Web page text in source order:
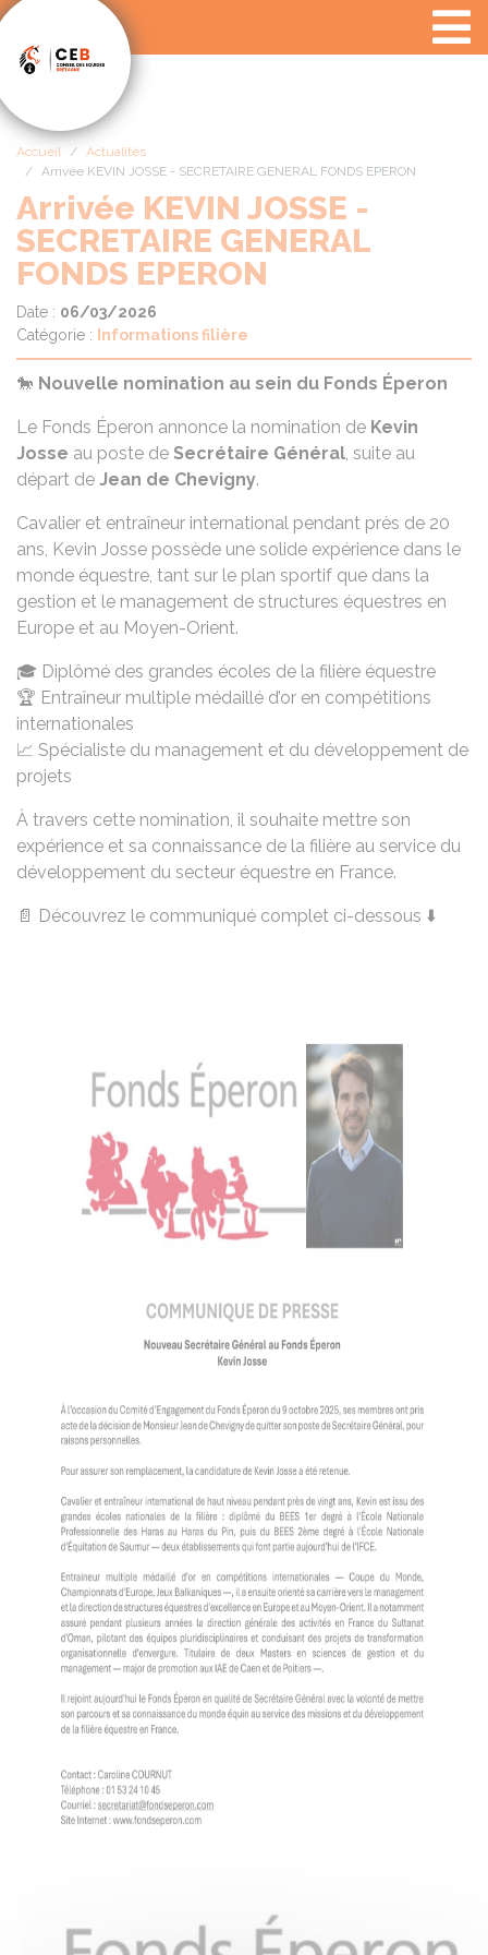
Accueil
Actualités
Arrivée KEVIN JOSSE - SECRETAIRE GENERAL FONDS EPERON
Arrivée KEVIN JOSSE -
SECRETAIRE GENERAL
FONDS EPERON
Date : 06/03/2026
Catégorie :
Informations filière
🐎 Nouvelle nomination au sein du Fonds Éperon
Le Fonds Éperon annonce la nomination de Kevin
Josse au poste de Secrétaire Général, suite au
départ de Jean de Chevigny.
Cavalier et entraîneur international pendant près de 20
ans, Kevin Josse possède une solide expérience dans le
monde équestre, tant sur le plan sportif que dans la
gestion et le management de structures équestres en
Europe et au Moyen-Orient.
🎓 Diplômé des grandes écoles de la filière équestre
🏆 Entraîneur multiple médaillé d’or en compétitions
internationales
📈 Spécialiste du management et du développement de
projets
À travers cette nomination, il souhaite mettre son
expérience et sa connaissance de la filière au service du
développement du secteur équestre en France.
📄 Découvrez le communiqué complet ci-dessous ⬇️
Panneau de gestion des cookies